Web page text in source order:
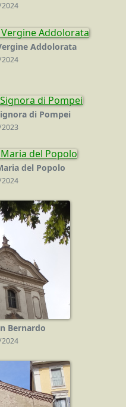
Addolorata
di Pompei
del Popolo
Bernardo